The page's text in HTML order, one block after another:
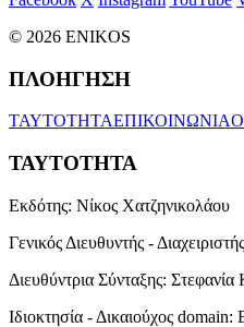
© 2026 ENIKOS
ΠΛΟΗΓΗΣΗ
ΤΑΥΤΟΤΗΤΑΕΠΙΚΟΙΝΩΝΙΑ
ΤΑΥΤΟΤΗΤΑ
Εκδότης: Νίκος Χατζηνικολάου
Γενικός Διευθυντής -
Διευθύντρια Σύνταξης: Στεφανία
Ιδιοκτησία - Δικαιούχος domain: